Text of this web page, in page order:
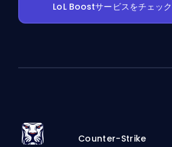
LoL Boostサービスをチェッ
Counter-Strike